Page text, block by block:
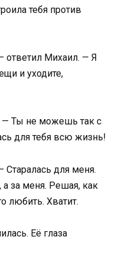
тебя против
ответил Михаил. — Я
и уходите,
Ты не можешь так с
для тебя всю жизнь!
для меня.
за меня. Решая, как
любить. Хватит.
Её глаза